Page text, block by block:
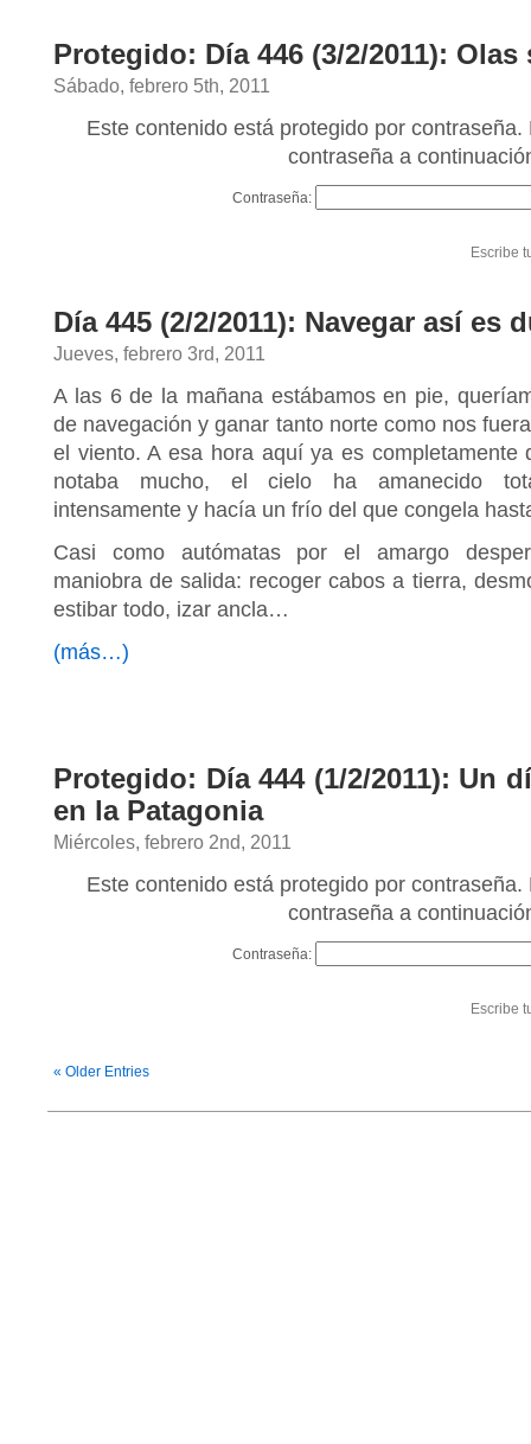
Protegido: Día 446 (3/2/2011):
Sábado, febrero 5th, 2011
Este contenido está protegido por
contraseña a
Contraseña:
Escribe
Día 445 (2/2/2011): Navegar así es
Jueves, febrero 3rd, 2011
A las 6 de la mañana estábamos en pie,
de navegación y ganar tanto norte como nos
el viento. A esa hora aquí ya es
notaba mucho, el cielo ha amanecido
intensamente y hacía un frío del que congela
Casi como autómatas por el amargo
maniobra de salida: recoger cabos a tierra,
estibar todo, izar ancla…
(más…)
Protegido: Día 444 (1/2/2011): Un
en la Patagonia
Miércoles, febrero 2nd, 2011
Este contenido está protegido por
contraseña a
Contraseña:
Escribe
« Older Entries